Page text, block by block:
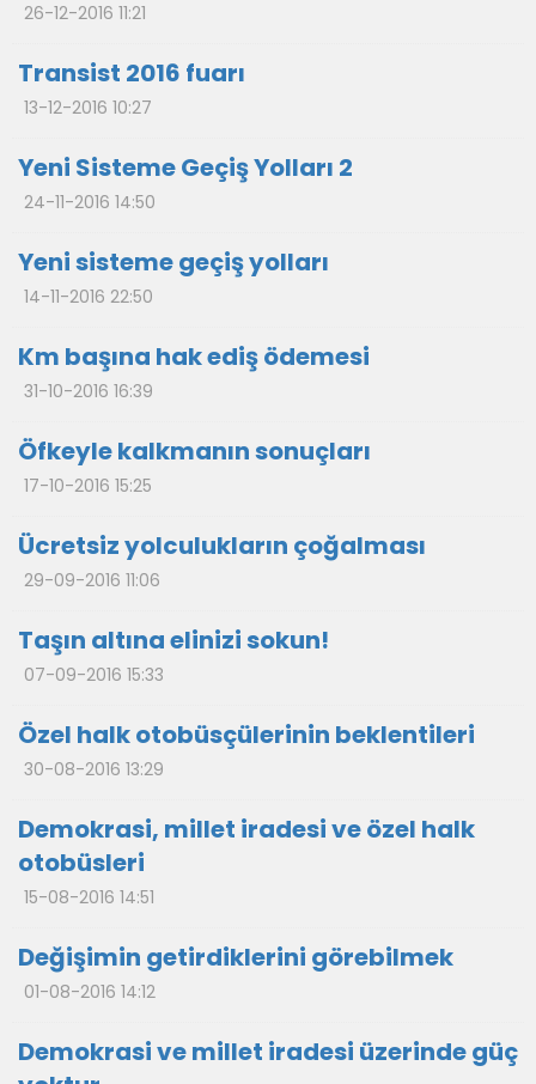
26-12-2016 11:21
Transist 2016 fuarı
13-12-2016 10:27
Yeni Sisteme Geçiş Yolları 2
24-11-2016 14:50
Yeni sisteme geçiş yolları
14-11-2016 22:50
Km başına hak ediş ödemesi
31-10-2016 16:39
Öfkeyle kalkmanın sonuçları
17-10-2016 15:25
Ücretsiz yolculukların çoğalması
29-09-2016 11:06
Taşın altına elinizi sokun!
07-09-2016 15:33
Özel halk otobüsçülerinin beklentileri
30-08-2016 13:29
Demokrasi, millet iradesi ve özel halk
otobüsleri
15-08-2016 14:51
Değişimin getirdiklerini görebilmek
01-08-2016 14:12
Demokrasi ve millet iradesi üzerinde güç